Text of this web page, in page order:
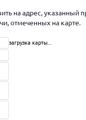
на адрес, указанный
отмеченных на карте.
загрузка карты...